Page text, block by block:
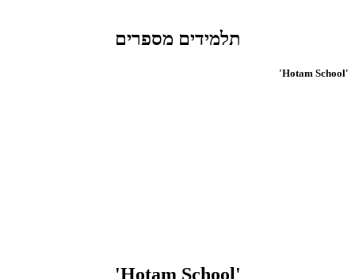
תלמידים מספרים
'Hotam School'
'Hotam School'